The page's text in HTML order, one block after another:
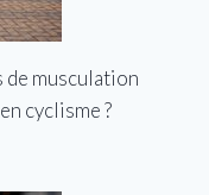
musculation
cyclisme ?